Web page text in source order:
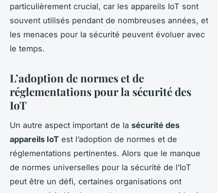
particulièrement crucial, car les appareils IoT sont
souvent utilisés pendant de nombreuses années, et
les menaces pour la sécurité peuvent évoluer avec
le temps.
L’adoption de normes et de
réglementations pour la sécurité des
IoT
Un autre aspect important de la sécurité des
appareils IoT est l’adoption de normes et de
réglementations pertinentes. Alors que le manque
de normes universelles pour la sécurité de l’IoT
peut être un défi, certaines organisations ont